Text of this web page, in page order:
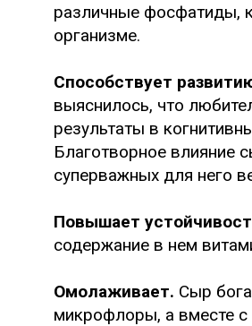
различные фосфатиды,
организме.
Способствует
выяснилось, что
результаты в
Благотворное влияние
суперважных для него
Повышает
содержание в нем
Омолаживает. Сыр
микрофлоры, а вместе с